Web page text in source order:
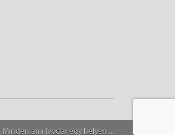
Minden ami Ivoclar egy helyen ...